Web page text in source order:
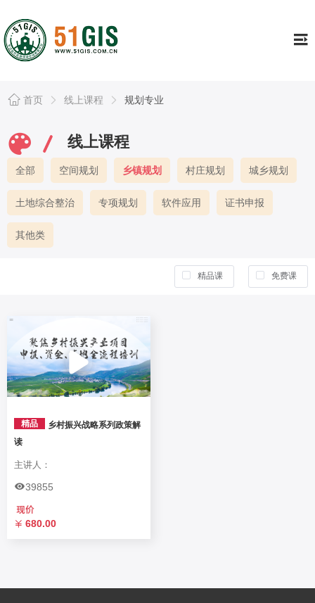
工具 Tools
证书专栏
行业资讯 Information
公司简介
Usercenter
首页 线上课程 规划专业
线上课程
全部 空间规划 乡镇规划 村庄规划 城乡规划
土地综合整治 专项规划 软件应用 证书申报
其他类
精品课 免费课
精品
乡村振兴战略系列政策解
读
主讲人：
39855
680.00